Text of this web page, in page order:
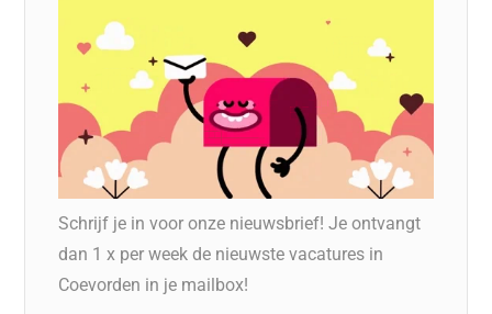
Schrijf je in voor onze nieuwsbrief! Je ontvangt
dan 1 x per week de nieuwste vacatures in
Coevorden in je mailbox!